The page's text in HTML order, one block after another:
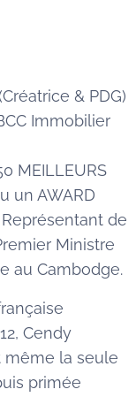
& PDG)
Immobilier
MEILLEURS
un AWARD
de
Ministre
au Cambodge.
Cendy
même la seule
primée